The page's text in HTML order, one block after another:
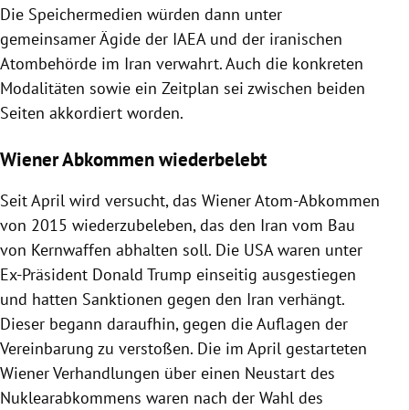
Die Speichermedien würden dann unter
gemeinsamer Ägide der IAEA und der iranischen
Atombehörde im Iran verwahrt. Auch die konkreten
Modalitäten sowie ein Zeitplan sei zwischen beiden
Seiten akkordiert worden.
Wiener Abkommen wiederbelebt
Seit April wird versucht, das Wiener Atom-Abkommen
von 2015 wiederzubeleben, das den Iran vom Bau
von Kernwaffen abhalten soll. Die USA waren unter
Ex-Präsident Donald Trump einseitig ausgestiegen
und hatten Sanktionen gegen den Iran verhängt.
Dieser begann daraufhin, gegen die Auflagen der
Vereinbarung zu verstoßen. Die im April gestarteten
Wiener Verhandlungen über einen Neustart des
Nuklearabkommens waren nach der Wahl des